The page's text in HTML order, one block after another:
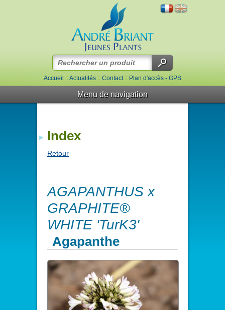
Accueil::Actualités::Contact::Plan d'accès - GPS
Menu de navigation
Index
Retour
AGAPANTHUS x
GRAPHITE®
WHITE 'TurK3'
Agapanthe